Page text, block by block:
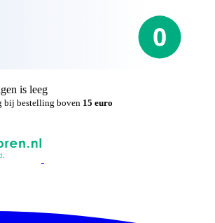
is leeg
bij bestelling boven 15 euro